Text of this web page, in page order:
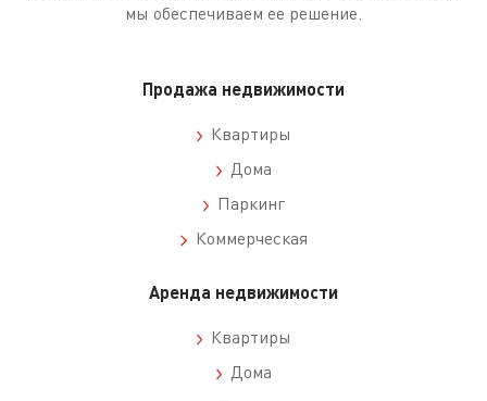
мы обеспечиваем ее решение.
Продажа недвижимости
Квартиры
Дома
Паркинг
Коммерческая
Аренда недвижимости
Квартиры
Дома